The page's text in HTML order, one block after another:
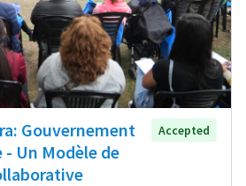
Gouvernement
Un Modèle de
Accepted